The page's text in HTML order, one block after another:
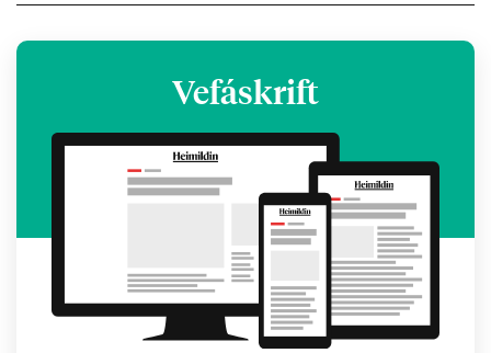
Vefáskrift